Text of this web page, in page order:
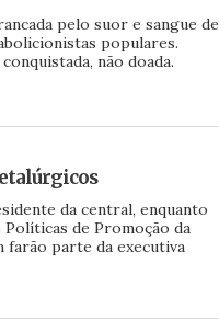
pelo suor e sangue de
populares.
não doada.
da central, enquanto
de Promoção da
farão parte da executiva